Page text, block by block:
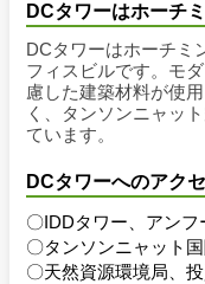
DCタワーはホーチ
DCタワーはホーチミ
フィスビルです。モ
慮した建築材料が使
く、タンソンニャッ
ています。
DCタワーへのアク
〇IDDタワー、アン
〇タンソンニャット
〇天然資源環境局、